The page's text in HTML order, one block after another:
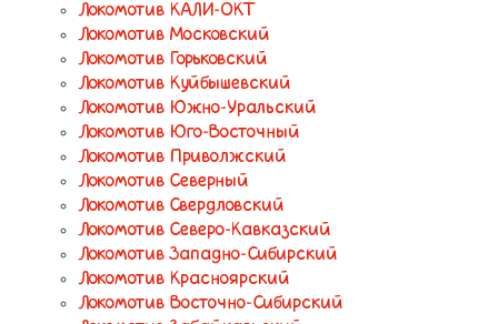
Локомотив КАЛИ-ОКТ
Локомотив Московский
Локомотив Горьковский
Локомотив Куйбышевский
Локомотив Южно-Уральский
Локомотив Юго-Восточный
Локомотив Приволжский
Локомотив Северный
Локомотив Свердловский
Локомотив Северо-Кавказский
Локомотив Западно-Сибирский
Локомотив Красноярский
Локомотив Восточно-Сибирский